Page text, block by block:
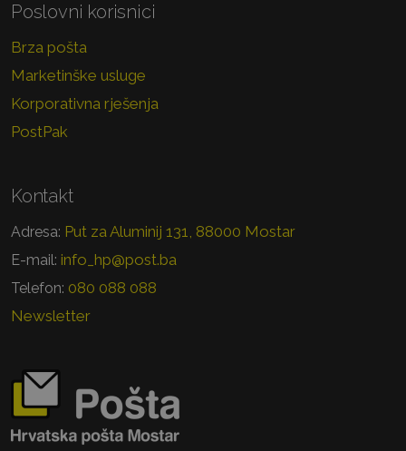
Poslovni korisnici
Brza pošta
Marketinške usluge
Korporativna rješenja
PostPak
Kontakt
Adresa: Put za Aluminij 131, 88000 Mostar
E-mail: info_hp@post.ba
Telefon: 080 088 088
Newsletter